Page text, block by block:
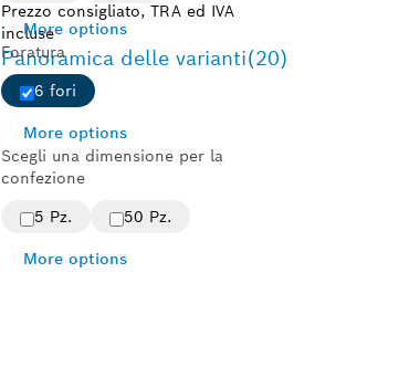
More options
Foratura
6 fori
More options
Scegli una dimensione per la
confezione
5 Pz.
50 Pz.
More options
Prezzo consigliato, TRA ed IVA
incluse
Panoramica delle varianti(20)